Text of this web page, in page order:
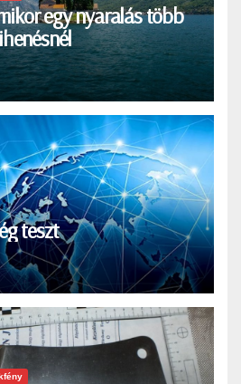
egy nyaralás több
teszt